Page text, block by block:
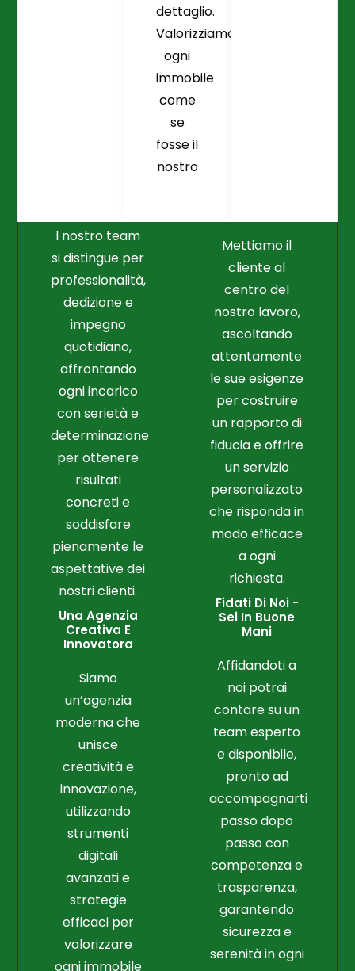
dettaglio.
Valorizziamo
ogni
immobile
come
se
fosse il
nostro
l nostro team
si distingue per
professionalità,
dedizione e
impegno
quotidiano,
affrontando
ogni incarico
con serietà e
determinazione
per ottenere
risultati
concreti e
soddisfare
pienamente le
aspettative dei
nostri clienti.
Una Agenzia
Creativa E
Innovatora
Siamo
un’agenzia
moderna che
unisce
creatività e
innovazione,
utilizzando
strumenti
digitali
avanzati e
strategie
efficaci per
valorizzare
ogni immobile
Mettiamo il
cliente al
centro del
nostro lavoro,
ascoltando
attentamente
le sue esigenze
per costruire
un rapporto di
fiducia e offrire
un servizio
personalizzato
che risponda in
modo efficace
a ogni
richiesta.
Fidati Di Noi -
Sei In Buone
Mani
Affidandoti a
noi potrai
contare su un
team esperto
e disponibile,
pronto ad
accompagnarti
passo dopo
passo con
competenza e
trasparenza,
garantendo
sicurezza e
serenità in ogni